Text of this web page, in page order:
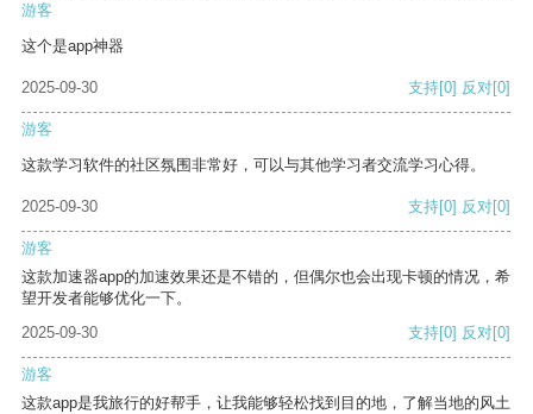
游客
这个是app神器
2025-09-30 支持[0] 反对[0]
游客
这款学习软件的社区氛围非常好，可以与其他学习者交流学习心得。
2025-09-30 支持[0] 反对[0]
游客
这款加速器app的加速效果还是不错的，但偶尔也会出现卡顿的情况，希
望开发者能够优化一下。
2025-09-30
支持[0] 反对[0]
游客
这款app是我旅行的好帮手，让我能够轻松找到目的地，了解当地的风土